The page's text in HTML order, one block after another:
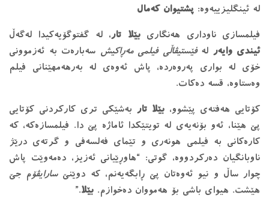
لە ئینگلیزییەوە: پشتیوان کەمال
فیلمسازی ناوداری هەنگاریبێلا تار، لە گفتوگۆیەکیدا لەگەڵ
ئیندی وایەر لەفێستیڤاڵی فیلمی مەڕاکیش سەبارەت بە ئەزموونی
خۆی لە بواری پەروەردە، پاش ئەوەی لە بەرهەمهێنانی فیلم
وەستاوە، قسە دەکات.
کۆتایی هەفتەی پێشوو، بێلا تار بەشێکی تری کارکردنی کۆتایی
پێ هێنا، ئەو بۆنەیەی لە تویتێکدا ئاماژە پێ دا. فیلمسازەکە، کە
کارەکانی بە فیلمی هونەری و تێمای فەلسەفی و گرتەی درێژ
ناوبانگیان دەرکردووە، گوتی: “هاوڕێیانی ئەزیز، دەمەوێت پاش
چوار ساڵ و نیو ئەوەتان پێ ڕابگەیەنم، کە دوێنێسارایڤۆم جێ
هێشت. هیوای باشی بۆ هەمووان دەخوازم. بێلا.”